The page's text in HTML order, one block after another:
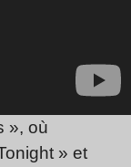
», où
» et